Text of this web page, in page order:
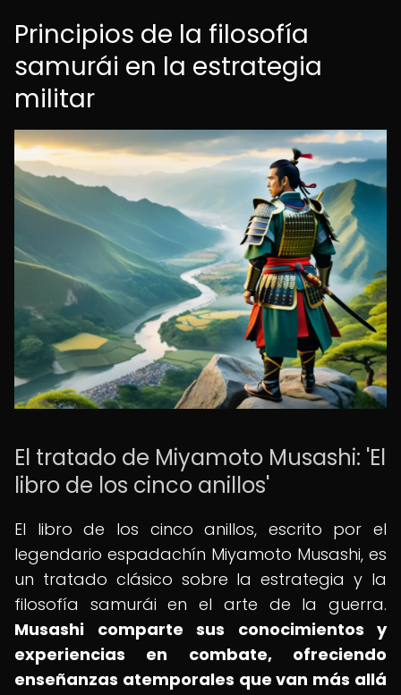
Principios de la filosofía
samurái en la estrategia
militar
El tratado de Miyamoto Musashi: 'El
libro de los cinco anillos'
El libro de los cinco anillos, escrito por el
legendario espadachín Miyamoto Musashi, es
un tratado clásico sobre la estrategia y la
filosofía samurái en el arte de la guerra.
Musashi comparte sus conocimientos y
experiencias en combate, ofreciendo
enseñanzas atemporales que van más allá